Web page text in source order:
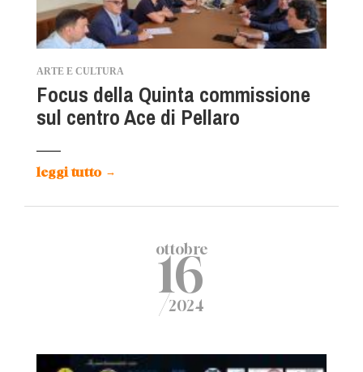
ARTE E CULTURA
Focus della Quinta commissione
sul centro Ace di Pellaro
leggi tutto →
ottobre
16
/2024